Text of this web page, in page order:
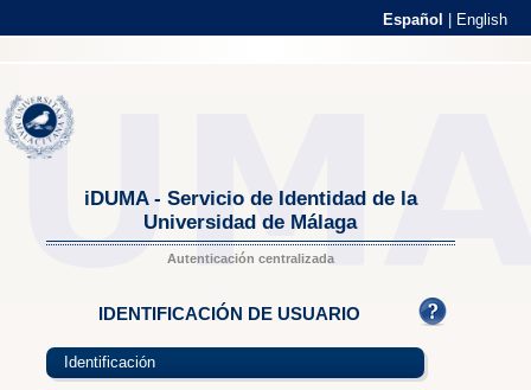
Español English
iDUMA - Servicio de Identidad de la
Universidad de Málaga
Autenticación centralizada
IDENTIFICACIÓN DE USUARIO
Identificación